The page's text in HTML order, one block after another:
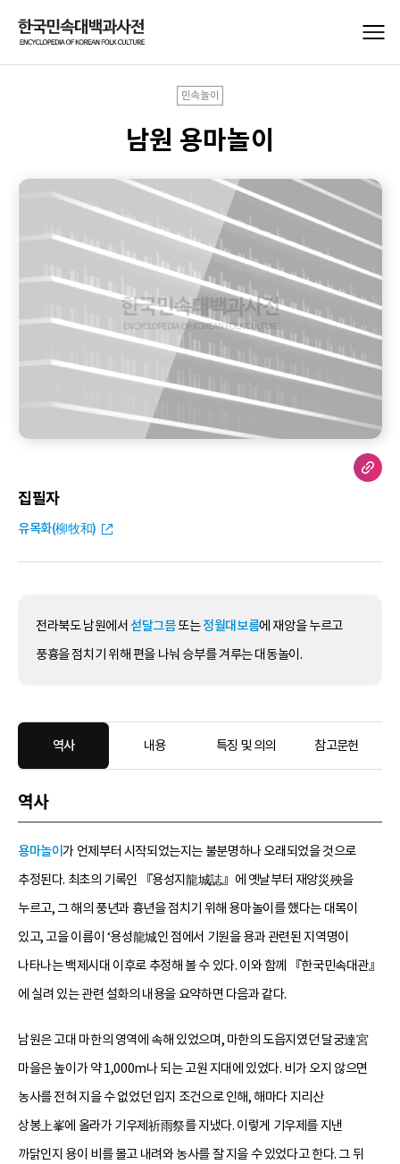
민속놀이
남원 용마놀이
집필자
유목화(柳牧和)
전라북도 남원에서섣달그믐또는정월대보름에 재앙을 누르고
풍흉을 점치기 위해 편을 나눠 승부를 겨루는 대동놀이.
역사 내용 특징 및 의의 참고문헌
역사
용마놀이가 언제부터 시작되었는지는 불분명하나 오래되었을 것으로
추정된다. 최초의 기록인 『용성지龍城誌』에 옛날부터 재앙災殃을
누르고, 그 해의 풍년과 흉년을 점치기 위해 용마놀이를 했다는 대목이
있고, 고을 이름이 ‘용성龍城인 점에서 기원을 용과 관련된 지역명이
나타나는 백제시대 이후로 추정해 볼 수 있다. 이와 함께 『한국민속대관』
에 실려 있는 관련 설화의 내용을 요약하면 다음과 같다.
남원은 고대 마한의 영역에 속해 있었으며, 마한의 도읍지였던 달궁達宮
마을은 높이가 약 1,000m나 되는 고원 지대에 있었다. 비가 오지 않으면
농사를 전혀 지을 수 없었던 입지 조건으로 인해, 해마다 지리산
상봉上峯에 올라가 기우제祈雨祭를 지냈다. 이렇게 기우제를 지낸
까닭인지 용이 비를 몰고 내려와 농사를 잘 지을 수 있었다고 한다. 그 뒤